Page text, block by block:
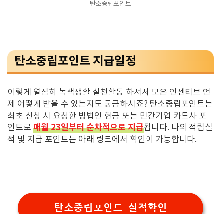
탄소중립포인트
탄소중립포인트 지급일정
이렇게 열심히 녹색생활 실천활동 하셔서 모은 인센티브 언
제 어떻게 받을 수 있는지도 궁금하시죠? 탄소중립포인트는
최초 신청 시 요청한 방법인 현금 또는 민간기업 카드사 포
인트로 매월 23일부터 순차적으로 지급됩니다. 나의 적립실
적 및 지급 포인트는 아래 링크에서 확인이 가능합니다.
탄소중립포인트 실적확인